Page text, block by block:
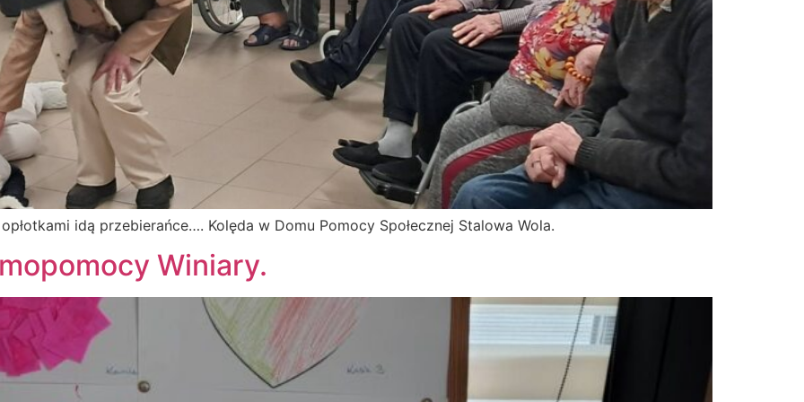
idą przebierańce…. Kolęda w Domu Pomocy Społecznej Stalowa Wola.
Winiary.